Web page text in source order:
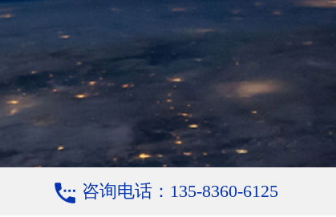
咨询电话：135-8360-6125